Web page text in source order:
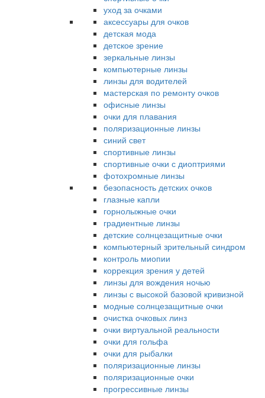
уход за очками
аксессуары для очков
детская мода
детское зрение
зеркальные линзы
компьютерные линзы
линзы для водителей
мастерская по ремонту очков
офисные линзы
очки для плавания
поляризационные линзы
синий свет
спортивные линзы
спортивные очки с диоптриями
фотохромные линзы
безопасность детских очков
глазные капли
горнолыжные очки
градиентные линзы
детские солнцезащитные очки
компьютерный зрительный синдром
контроль миопии
коррекция зрения у детей
линзы для вождения ночью
линзы с высокой базовой кривизной
модные солнцезащитные очки
очистка очковых линз
очки виртуальной реальности
очки для гольфа
очки для рыбалки
поляризационные линзы
поляризационные очки
прогрессивные линзы